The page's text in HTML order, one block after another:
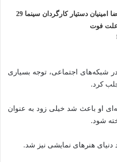
درگذشت رضا امینیان دستیار کارگردان سینما 29
شبکه‌های اجتماعی، توجه بسیاری
کرد.
او باعث شد خیلی زود به عنوان
شود.
دنیای هنرهای نمایشی نیز شد.